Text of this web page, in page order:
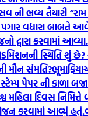
ની ભવ્ય તૈયારી
પગાર વધારા બાબતે
દ્વારા કરવામાં આવ્યા.
સ્થિતિ શું છે?
મૌન
પેપર ની કાળા
મહિલા દિવસ
કરવામાં આવ્યું હતું.